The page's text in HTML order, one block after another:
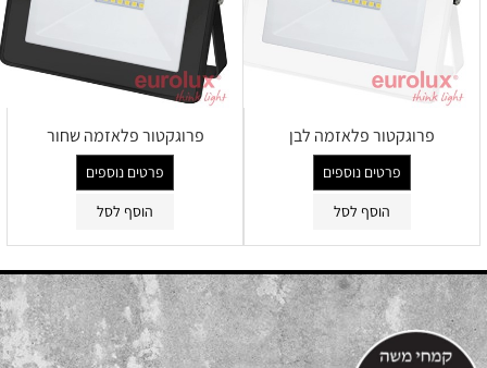
פרוגקטור פלאזמה לבן
פרטים נוספים
הוסף לסל
פרוגקטור פלאזמה שחור
פרטים נוספים
הוסף לסל